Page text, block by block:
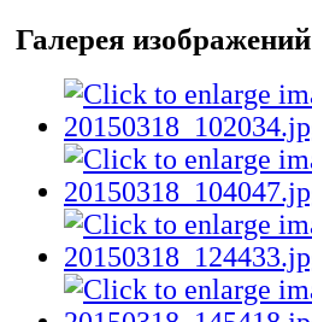
Галерея изображений